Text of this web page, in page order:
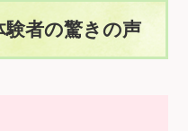
験者の驚きの声